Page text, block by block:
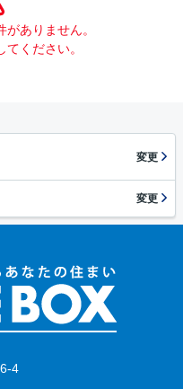
ありません。
ください。
変更
変更
4